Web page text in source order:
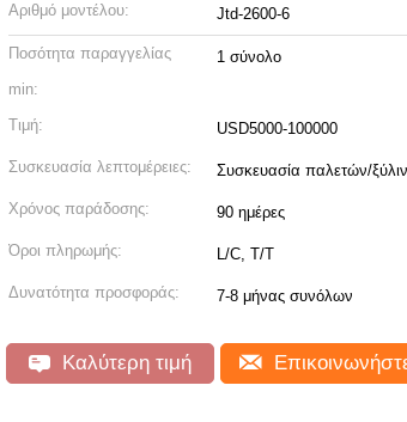
Αριθμό μοντέλου: Jtd-2600-6
Ποσότητα παραγγελίας
min:
1 σύνολο
Τιμή: USD5000-100000
Συσκευασία λεπτομέρειες: Συσκευασία παλετών/
Χρόνος παράδοσης: 90 ημέρες
Όροι πληρωμής: L/C, T/T
Δυνατότητα προσφοράς: 7-8 μήνας συνόλων
Καλύτερη τιμή